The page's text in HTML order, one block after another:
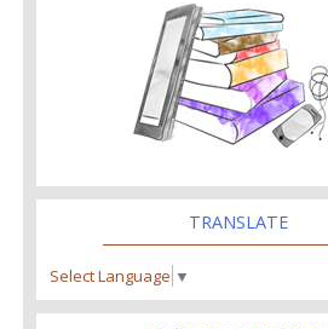
TRANSLATE
Select Language ▼